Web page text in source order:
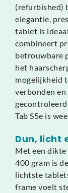
(refurbished)
elegantie,
tablet is
combineert
betrouwbare
het
mogelijkheid
verbonden
Tab S5e is
Dun, licht
Met een dikte
400 gram is
lichtste
frame voelt